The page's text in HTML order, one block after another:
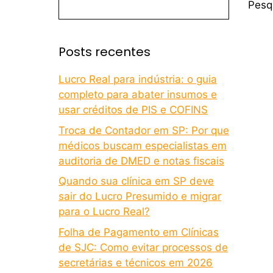
Posts recentes
Lucro Real para indústria: o guia
completo para abater insumos e
usar créditos de PIS e COFINS
Troca de Contador em SP: Por que
médicos buscam especialistas em
auditoria de DMED e notas fiscais
Quando sua clínica em SP deve
sair do Lucro Presumido e migrar
para o Lucro Real?
Folha de Pagamento em Clínicas
de SJC: Como evitar processos de
secretárias e técnicos em 2026